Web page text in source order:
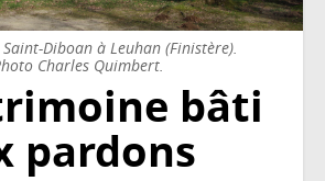
Diboan à Leuhan (Finistère).
Charles Quimbert.
bâti
pardons